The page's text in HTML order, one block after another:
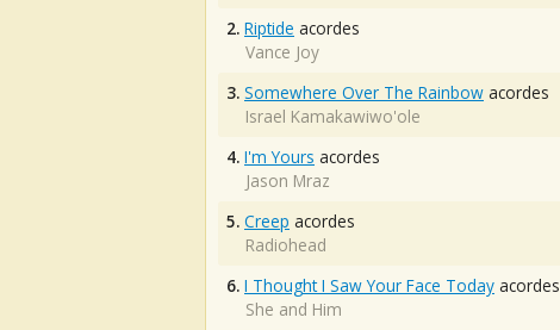
2. Riptide acordes
Vance Joy
3. Somewhere Over The Rainbow acordes
Israel Kamakawiwo'ole
4. I'm Yours acordes
Jason Mraz
5. Creep acordes
Radiohead
6. I Thought I Saw Your Face Today acordes
She and Him